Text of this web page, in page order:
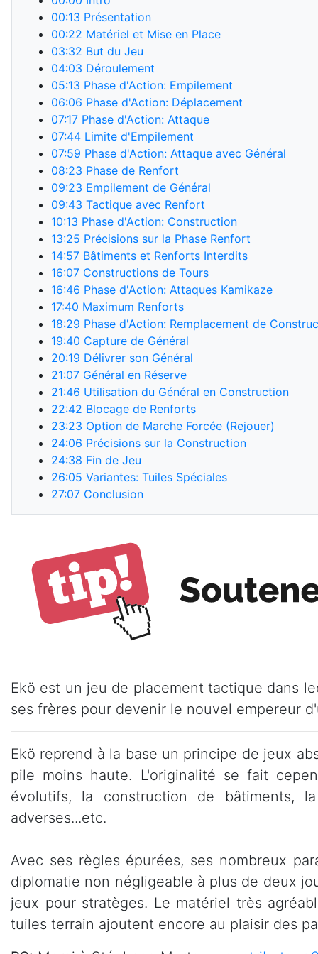
00:13 Présentation
00:22 Matériel et Mise en Place
03:32 But du Jeu
04:03 Déroulement
05:13 Phase d'Action: Empilement
06:06 Phase d'Action: Déplacement
07:17 Phase d'Action: Attaque
07:44 Limite d'Empilement
07:59 Phase d'Action: Attaque avec Général
08:23 Phase de Renfort
09:23 Empilement de Général
09:43 Tactique avec Renfort
10:13 Phase d'Action: Construction
13:25 Précisions sur la Phase Renfort
14:57 Bâtiments et Renforts Interdits
16:07 Constructions de Tours
16:46 Phase d'Action: Attaques Kamikaze
17:40 Maximum Renforts
18:29 Phase d'Action: Remplacement de
19:40 Capture de Général
20:19 Délivrer son Général
21:07 Général en Réserve
21:46 Utilisation du Général en Construction
22:42 Blocage de Renforts
23:23 Option de Marche Forcée (Rejouer)
24:06 Précisions sur la Construction
24:38 Fin de Jeu
26:05 Variantes: Tuiles Spéciales
27:07 Conclusion
Ekö est un jeu de placement tactique dans
ses frères pour devenir le nouvel empereur
Ekö reprend à la base un principe de jeux
pile moins haute. L'originalité se fait
évolutifs, la construction de bâtiments,
adverses...etc.
Avec ses règles épurées, ses nombreux
diplomatie non négligeable à plus de deux
jeux pour stratèges. Le matériel très
tuiles terrain ajoutent encore au plaisir des